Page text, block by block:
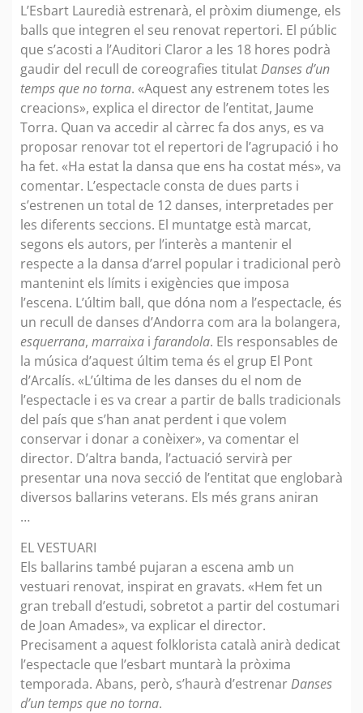
L’Esbart Lauredià estrenarà, el pròxim diumenge, els
balls que integren el seu renovat repertori. El públic
que s’acosti a l’Auditori Claror a les 18 hores podrà
gaudir del recull de coreografies titulatDanses d’un
temps que no torna. «Aquest any estrenem totes les
creacions», explica el director de l’entitat, Jaume
Torra. Quan va accedir al càrrec fa dos anys, es va
proposar renovar tot el repertori de l’agrupació i ho
ha fet. «Ha estat la dansa que ens ha costat més», va
comentar. L’espectacle consta de dues parts i
s’estrenen un total de 12 danses, interpretades per
les diferents seccions. El muntatge està marcat,
segons els autors, per l’interès a mantenir el
respecte a la dansa d’arrel popular i tradicional però
mantenint els límits i exigències que imposa
l’escena. L’últim ball, que dóna nom a l’espectacle, és
un recull de danses d’Andorra com ara la bolangera,
esquerrana, marraixa i farandola. Els responsables de
la música d’aquest últim tema és el grup El Pont
d’Arcalís. «L’última de les danses du el nom de
l’espectacle i es va crear a partir de balls tradicionals
del país que s’han anat perdent i que volem
conservar i donar a conèixer», va comentar el
director. D’altra banda, l’actuació servirà per
presentar una nova secció de l’entitat que englobarà
diversos ballarins veterans. Els més grans aniran
…
EL VESTUARI
Els ballarins també pujaran a escena amb un
vestuari renovat, inspirat en gravats. «Hem fet un
gran treball d’estudi, sobretot a partir del costumari
de Joan Amades», va explicar el director.
Precisament a aquest folklorista català anirà dedicat
l’espectacle que l’esbart muntarà la pròxima
temporada. Abans, però, s’haurà d’estrenarDanses
d’un temps que no torna.